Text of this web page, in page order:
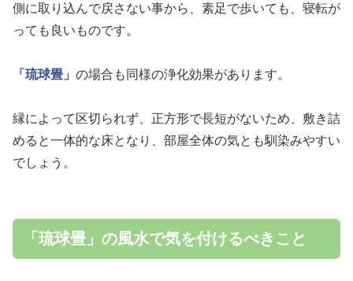
側に取り込んで戻さない事から、素足で歩いても、寝転が
っても良いものです。
「琉球畳」 の場合も同様の浄化効果があります。
縁によって区切られず、正方形で長短がないため、敷き詰
めると一体的な床となり、部屋全体の気とも馴染みやすい
でしょう。
「琉球畳」の風水で気を付けるべきこと